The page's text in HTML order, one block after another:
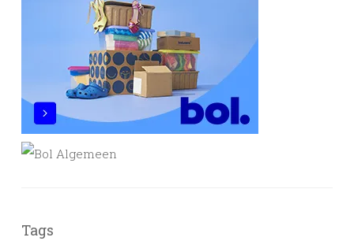
Tags